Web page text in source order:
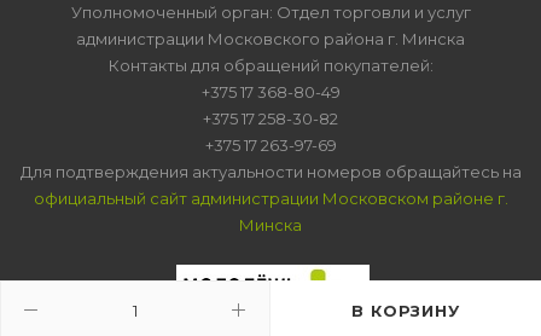
В КОРЗИНУ
Уполномоченный орган: Отдел торговли и услуг
администрации Московского района г. Минска
Контакты для обращений покупателей:
+375 17 368-80-49
+375 17 258-30-82
+375 17 263-97-69
Для подтверждения актуальности номеров обращайтесь на
официальный сайт администрации Московском районе г.
Минска